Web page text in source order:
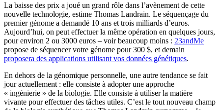
La baisse des prix a joué un grand rôle dans l’avènement de cette
nouvelle technologie, estime Thomas Landrain. Le séquençage du
premier génome a demandé 10 ans et trois milliards d’euros.
Aujourd’hui, on peut effectuer la même opération en quelques jours,
pour environ 2 ou 3000 euros – voir beaucoup moins : 23andMe
propose de séquencer votre génome pour 300 $, et demain
proposera des applications utilisant vos données génétiques.
En dehors de la génomique personnelle, une autre tendance se fait
jour actuellement : elle consiste à adopter une approche
« ingénierie » de la biologie. Elle consiste à utiliser la matière
vivante pour effectuer des tâches utiles. C’est le tout nouveau champ